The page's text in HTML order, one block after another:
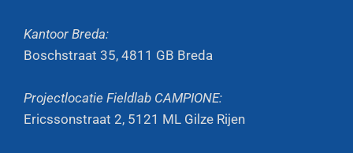
Kantoor Breda:
Boschstraat 35, 4811 GB Breda
Projectlocatie Fieldlab CAMPIONE:
Ericssonstraat 2, 5121 ML Gilze Rijen